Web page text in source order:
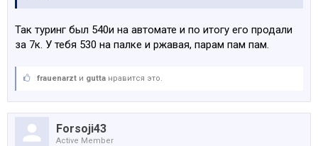
Так туринг был 540и на автомате и по итогу его продали
за 7к. У тебя 530 на палке и ржавая, парам пам пам.
frauenarzt и gutta нравится это.
Forsoji43
Active Member